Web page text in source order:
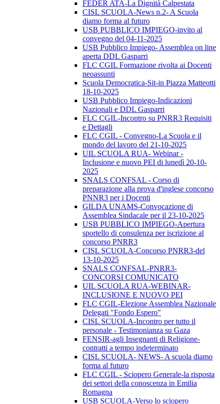
FEDER ATA-La Dignità Calpestata
CISL SCUOLA-News n.2- A Scuola
diamo forma al futuro
USB PUBBLICO IMPIEGO-invito al
convegno del 04-11-2025
USB Pubblico Impiego- Assemblea on line
aperta DDL Gasparri
FLC CGIL Formazione rivolta ai Docenti
neoassunti
Scuola Democratica-Sit-in Piazza Matteotti
18-10-2025
USB Pubblico Impiego-Indicazioni
Nazionali e DDL Gasparri
FLC CGIL-Incontro su PNRR3 Requisiti
e Dettagli
FLC CGIL - Convegno-La Scuola e il
mondo del lavoro del 21-10-2025
UIL SCUOLA RUA- Webinar -
Inclusione e nuovo PEI di lunedì 20-10-
2025
SNALS CONFSAL - Corso di
preparazione alla prova d'inglese concorso
PNNR3 per i Docenti
GILDA UNAMS-Convocazione di
Assemblea Sindacale per il 23-10-2025
USB PUBBLICO IMPIEGO-Apertura
sportello di consulenza per iscrizione al
concorso PNRR3
CISL SCUOLA-Concorso PNRR3-del
13-10-2025
SNALS CONFSAL-PNRR3-
CONCORSI COMUNICATO
UIL SCUOLA RUA-WEBINAR-
INCLUSIONE E NUOVO PEI
FLC CGIL-Elezione Assemblea Nazionale
Delegati "Fondo Espero"
CISL SCUOLA-Incontro per tutto il
personale - Testimonianza su Gaza
FENSIR-agli Insegnanti di Religione-
contratti a tempo indeterminato
CISL SCUOLA- NEWS- A scuola diamo
forma al futuro
FLC CGIL - Sciopero Generale-la risposta
dei settori della conoscenza in Emilia
Romagna
USB SCUOLA-Verso lo sciopero